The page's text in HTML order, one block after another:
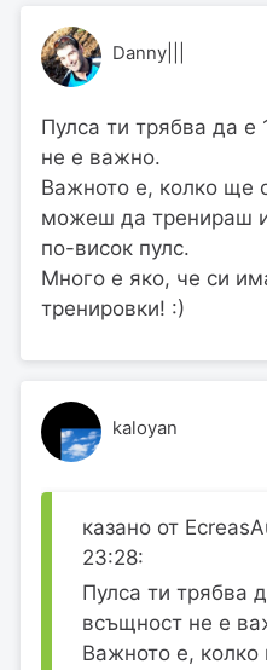
Danny|||
Пулса ти трябва да е
не е важно.
Важното е, колко ще
можеш да тренираш
по-висок пулс.
Много е яко, че си
тренировки! :)
kaloyan
казано от
23:28:
Пулса ти трябва
всъщност не е
Важното е,